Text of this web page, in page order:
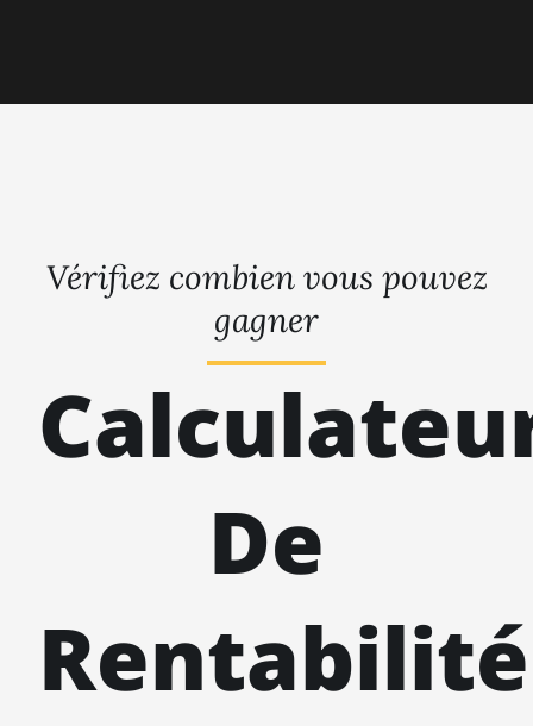
Vérifiez combien vous pouvez
gagner
De
Rentabilité